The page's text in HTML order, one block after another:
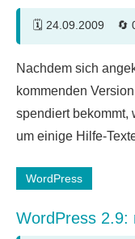
24.09.2009
Kommentare
Nachdem sich
kommenden
spendiert bekommt,
um einige Hilfe-
WordPress
WordPress 2.9: